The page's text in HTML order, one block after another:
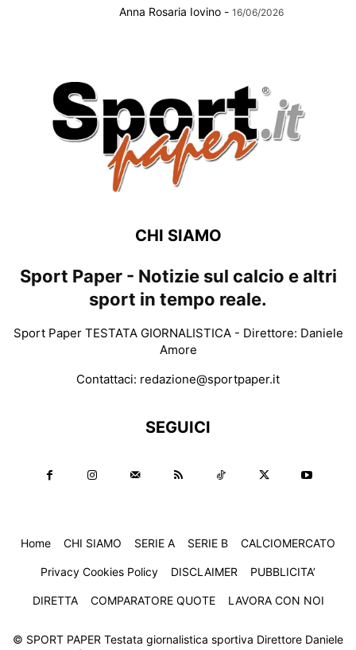
Anna Rosaria Iovino - 16/06/2026
CHI SIAMO
Sport Paper - Notizie sul calcio e altri
sport in tempo reale.
Sport Paper TESTATA GIORNALISTICA - Direttore: Daniele
Amore
Contattaci: redazione@sportpaper.it
SEGUICI
Home CHI SIAMO SERIE A SERIE B CALCIOMERCATO
Privacy Cookies Policy DISCLAIMER PUBBLICITA’
DIRETTA COMPARATORE QUOTE LAVORA CON NOI
© SPORT PAPER Testata giornalistica sportiva Direttore Daniele